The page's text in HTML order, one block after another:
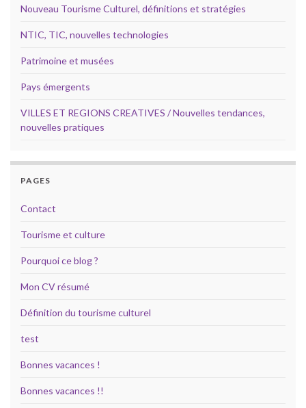
Nouveau Tourisme Culturel, définitions et stratégies
NTIC, TIC, nouvelles technologies
Patrimoine et musées
Pays émergents
VILLES ET REGIONS CREATIVES / Nouvelles tendances,
nouvelles pratiques
PAGES
Contact
Tourisme et culture
Pourquoi ce blog ?
Mon CV résumé
Définition du tourisme culturel
test
Bonnes vacances !
Bonnes vacances !!